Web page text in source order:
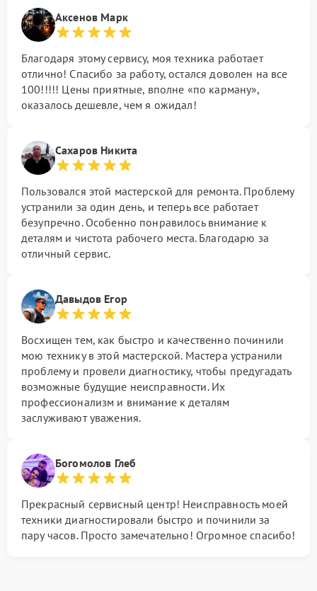
Аксенов Марк
Благодаря этому сервису, моя техника работает
отлично! Спасибо за работу, остался доволен на все
100!!!!! Цены приятные, вполне «по карману»,
оказалось дешевле, чем я ожидал!
Сахаров Никита
Пользовался этой мастерской для ремонта. Проблему
устранили за один день, и теперь все работает
безупречно. Особенно понравилось внимание к
деталям и чистота рабочего места. Благодарю за
отличный сервис.
Давыдов Егор
Восхищен тем, как быстро и качественно починили
мою технику в этой мастерской. Мастера устранили
проблему и провели диагностику, чтобы предугадать
возможные будущие неисправности. Их
профессионализм и внимание к деталям
заслуживают уважения.
Богомолов Глеб
Прекрасный сервисный центр! Неисправность моей
техники диагностировали быстро и починили за
пару часов. Просто замечательно! Огромное спасибо!